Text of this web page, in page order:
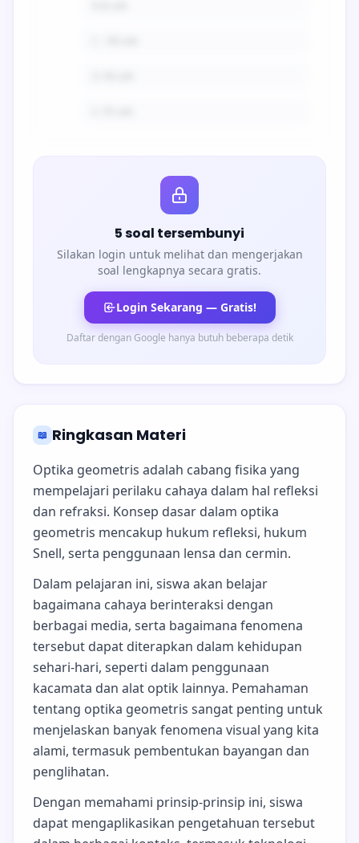
5 soal tersembunyi
Silakan login untuk melihat dan mengerjakan
soal lengkapnya secara gratis.
Login Sekarang — Gratis!
Daftar dengan Google hanya butuh beberapa detik
📖 Ringkasan Materi
Optika geometris adalah cabang fisika yang
mempelajari perilaku cahaya dalam hal refleksi
dan refraksi. Konsep dasar dalam optika
geometris mencakup hukum refleksi, hukum
Snell, serta penggunaan lensa dan cermin.
Dalam pelajaran ini, siswa akan belajar
bagaimana cahaya berinteraksi dengan
berbagai media, serta bagaimana fenomena
tersebut dapat diterapkan dalam kehidupan
sehari-hari, seperti dalam penggunaan
kacamata dan alat optik lainnya. Pemahaman
tentang optika geometris sangat penting untuk
menjelaskan banyak fenomena visual yang kita
alami, termasuk pembentukan bayangan dan
penglihatan.
Dengan memahami prinsip-prinsip ini, siswa
dapat mengaplikasikan pengetahuan tersebut